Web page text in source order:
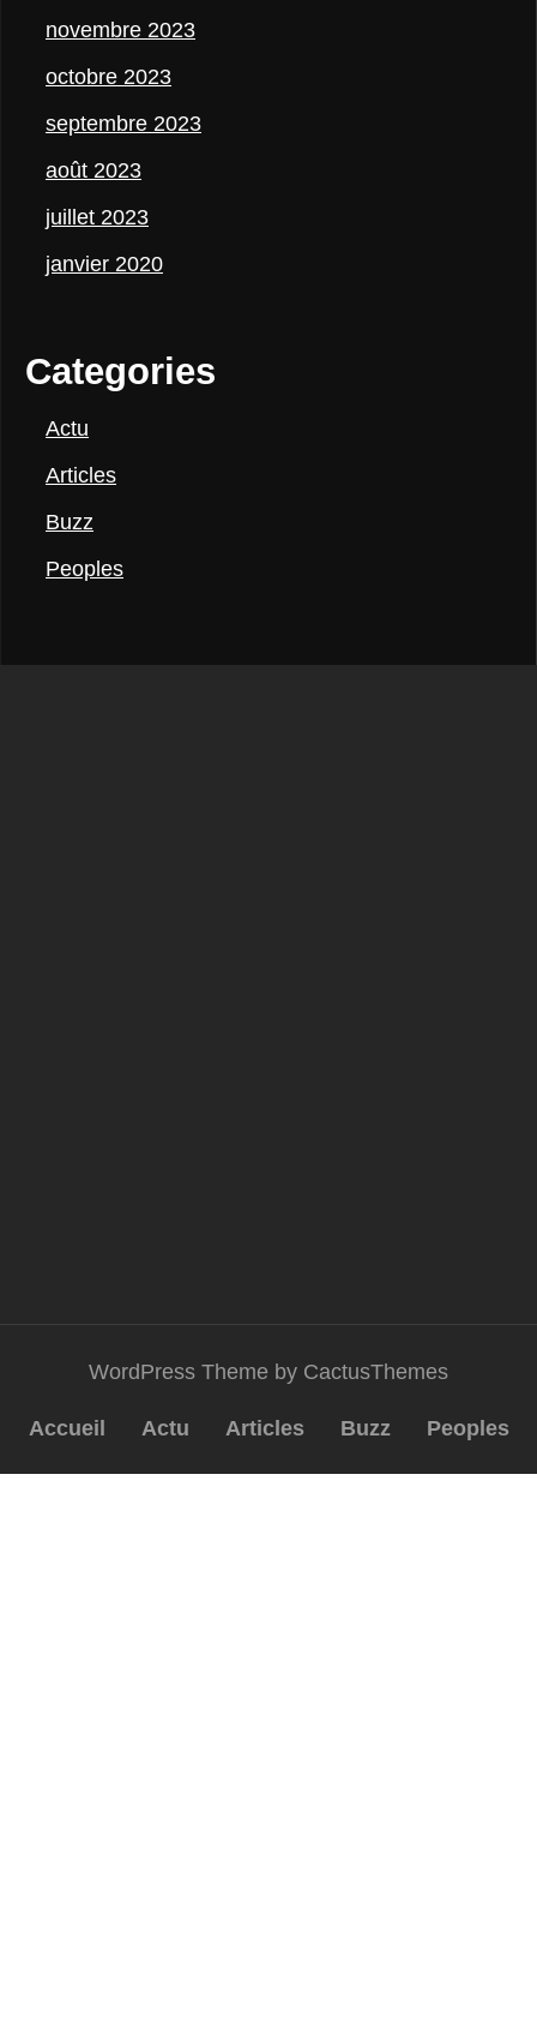
novembre 2023
octobre 2023
septembre 2023
août 2023
juillet 2023
janvier 2020
Categories
Actu
Articles
Buzz
Peoples
WordPress Theme by CactusThemes
Accueil Actu Articles Buzz Peoples